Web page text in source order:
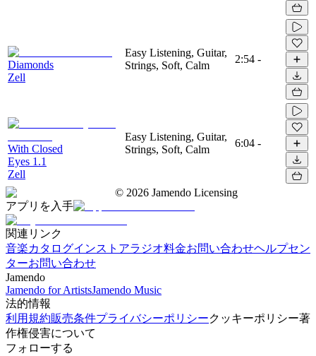
Diamonds
Zell
Easy Listening, Guitar,
Strings, Soft, Calm
2:54 -
With Closed
Eyes 1.1
Zell
Easy Listening, Guitar,
Strings, Soft, Calm
6:04 -
© 2026 Jamendo Licensing
アプリを入手
関連リンク
音楽カタログインストアラジオ料金お問い合わせヘルプセン
ターお問い合わせ
Jamendo
Jamendo for ArtistsJamendo Music
法的情報
利用規約販売条件プライバシーポリシークッキーポリシー著
作権侵害について
フォローする